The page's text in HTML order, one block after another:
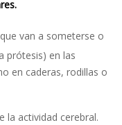
van a someterse o
prótesis) en las
en caderas, rodillas o
la actividad cerebral.